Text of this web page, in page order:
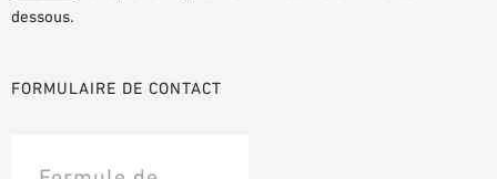
dessous.
FORMULAIRE DE CONTACT